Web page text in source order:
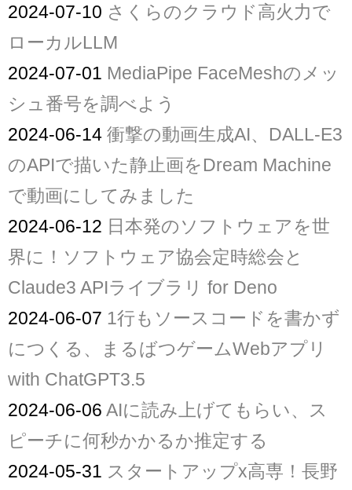
2024-07-10 さくらのクラウド高火力で
ローカルLLM
2024-07-01 MediaPipe FaceMeshのメッ
シュ番号を調べよう
2024-06-14 衝撃の動画生成AI、DALL-E3
のAPIで描いた静止画をDream Machine
で動画にしてみました
2024-06-12 日本発のソフトウェアを世
界に！ソフトウェア協会定時総会と
Claude3 APIライブラリ for Deno
2024-06-07 1行もソースコードを書かず
につくる、まるばつゲームWebアプリ
with ChatGPT3.5
2024-06-06 AIに読み上げてもらい、ス
ピーチに何秒かかるか推定する
2024-05-31 スタートアップx高専！長野